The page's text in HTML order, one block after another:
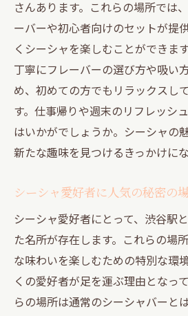
さんあります。これらの場所では
ーバーや初心者向けのセットが提
くシーシャを楽しむことができま
丁寧にフレーバーの選び方や吸い
め、初めての方でもリラックスし
す。仕事帰りや週末のリフレッシ
はいかがでしょうか。シーシャの
新たな趣味を見つけるきっかけに
シーシャ愛好者に人気の秘密の
シーシャ愛好者にとって、渋谷駅
た名所が存在します。これらの場
な味わいを楽しむための特別な環
くの愛好者が足を運ぶ理由となっ
らの場所は通常のシーシャバーと